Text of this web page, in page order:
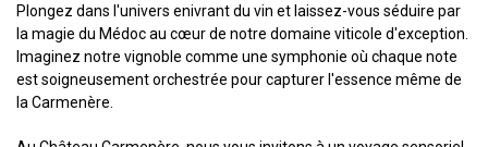
Plongez dans l'univers enivrant du vin et laissez-vous séduire par
la magie du Médoc au cœur de notre domaine viticole d'exception.
Imaginez notre vignoble comme une symphonie où chaque note
est soigneusement orchestrée pour capturer l'essence même de
la Carmenère.